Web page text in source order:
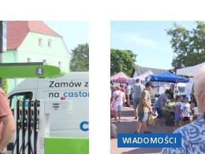
WIADOMOŚCI